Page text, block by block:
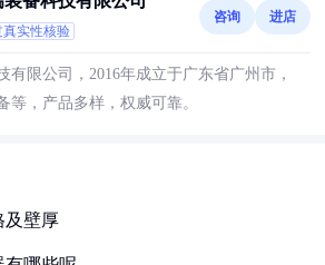
真实性核验
咨询 进店
有限公司，2016年成立于广东省广州市，
等，产品多样，权威可靠。
及壁厚